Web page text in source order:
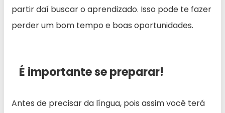
partir daí buscar o aprendizado. Isso pode te fazer
perder um bom tempo e boas oportunidades.
É importante se preparar!
Antes de precisar da língua, pois assim você terá